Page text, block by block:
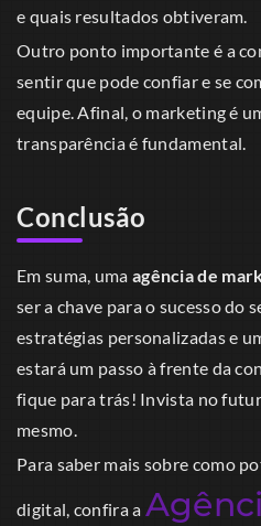
e quais resultados obtiveram.
Outro ponto importante é a
sentir que pode confiar e se
equipe. Afinal, o marketing é
transparência é fundamental.
Conclusão
Em suma, uma agência de
ser a chave para o sucesso do
estratégias personalizadas e
estará um passo à frente da
fique para trás! Invista no
mesmo.
Para saber mais sobre como
digital, confira a